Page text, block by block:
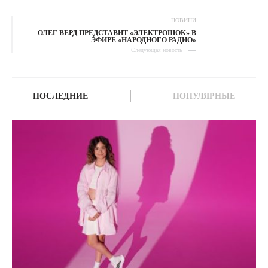
НОВИНИ
ОЛЕГ ВЕРД ПРЕДСТАВИТ «ЭЛЕКТРОШОК» В
ЭФИРЕ «НАРОДНОГО РАДИО»
Следующая новость
ПОСЛЕДНИЕ ПОПУЛЯРНЫЕ